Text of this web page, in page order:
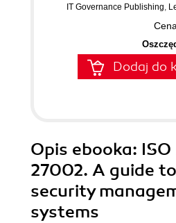
IT Governance Publishing,
Dodaj do
Opis ebooka:
27002. A guide
security
systems